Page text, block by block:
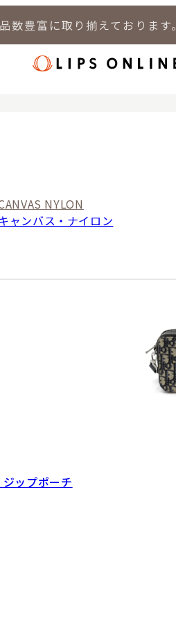
豊富に取り揃えております。
NYLON
ャンバス・ナイロン
ップポーチ